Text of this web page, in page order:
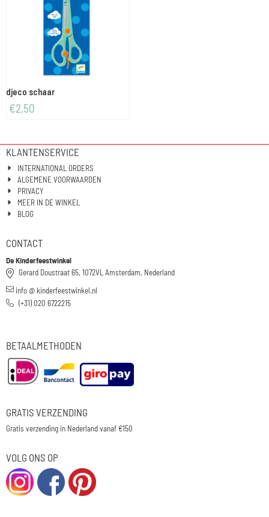
djeco schaar
€2,50
KLANTENSERVICE
INTERNATIONAL ORDERS
ALGEMENE VOORWAARDEN
PRIVACY
MEER IN DE WINKEL
BLOG
CONTACT
De Kinderfeestwinkel
Gerard Doustraat 65, 1072VL Amsterdam, Nederland
info @ kinderfeestwinkel.nl
(+31) 020 6722215
BETAALMETHODEN
GRATIS VERZENDING
Gratis verzending in Nederland vanaf €150
VOLG ONS OP